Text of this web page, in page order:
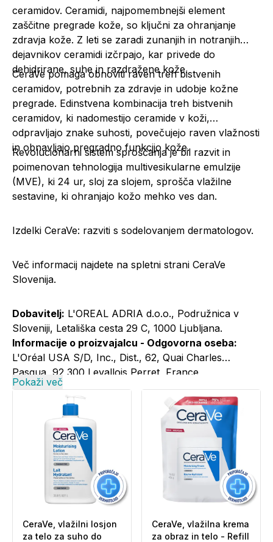
ceramidov. Ceramidi, najpomembnejši element
zaščitne pregrade kože, so ključni za ohranjanje
zdravja kože. Z leti se zaradi zunanjih in notranjih
dejavnikov ceramidi izčrpajo, kar privede do
dehidrirane, suhe in razdražene kože.
CeraVe pomaga obnoviti raven treh bistvenih
ceramidov, potrebnih za zdravje in udobje kožne
pregrade. Edinstvena kombinacija treh bistvenih
ceramidov, ki nadomestijo ceramide v koži,
odpravljajo znake suhosti, povečujejo raven vlažnosti
in obnavljajo pregradno funkcijo kože.
Revolucionarni sistem sproščanja je bil razvit in
poimenovan tehnologija multivesikularne emulzije
(MVE), ki 24 ur, sloj za slojem, sprošča vlažilne
sestavine, ki ohranjajo kožo mehko ves dan.
Izdelki CeraVe: razviti s sodelovanjem dermatologov.
Več informacij najdete na spletni strani CeraVe
Slovenija.
Dobavitelj: L'OREAL ADRIA d.o.o., Podružnica v
Sloveniji, Letališka cesta 29 C, 1000 Ljubljana.
Informacije o proizvajalcu - Odgovorna oseba:
L'Oréal USA S/D, Inc., Dist., 62, Quai Charles
Pasqua, 92 300 Levallois Perret, France
Informacije o proizvajalcu - Elektronski kontaktni
+386 1 5800 981; cerave@si.oaccare.com;
cena je obračunana po ceniku operaterja//
www.cerave.si
Pokaži več
CeraVe, vlažilni losjon
za telo za suho do
CeraVe, vlažilna krema
za obraz in telo - Refill